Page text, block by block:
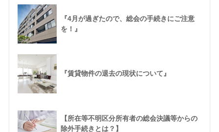
『4月が過ぎたので、総会の手続きにご注意
を！』
『賃貸物件の退去の現状について』
【所在等不明区分所有者の総会決議等からの
除外手続きとは？】